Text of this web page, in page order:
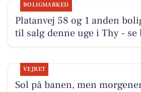
BOLIGMARKED
Platanvej 58 og 1 anden
til salg denne uge i Thy - se
VEJRET
Sol på banen, men